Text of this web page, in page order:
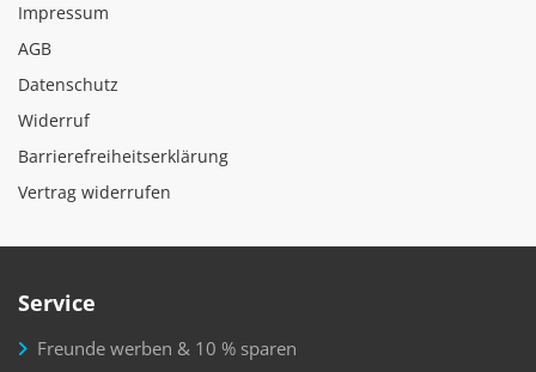
Impressum
AGB
Datenschutz
Widerruf
Barrierefreiheitserklärung
Vertrag widerrufen
Service
Freunde werben & 10 % sparen